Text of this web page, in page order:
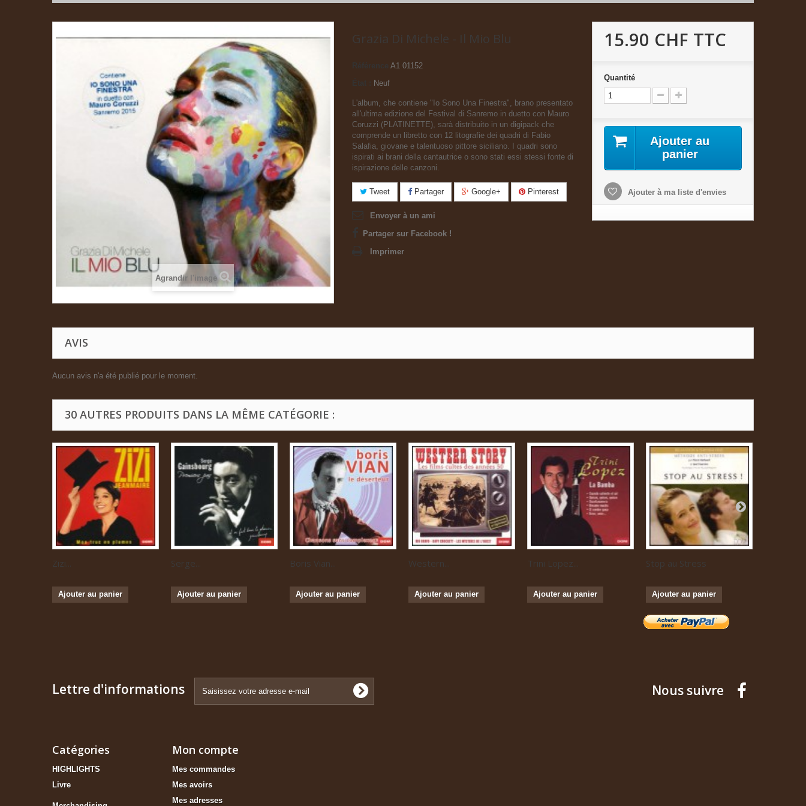
Agrandir l'image
Grazia Di Michele - Il Mio Blu
Référence
A1 01152
Neuf
L'album, che contiene "Io Sono Una Finestra", brano presentato
all'ultima edizione del Festival di Sanremo in duetto con Mauro
Coruzzi (PLATINETTE), sarà distribuito in un digipack che
comprende un libretto con 12 litografie dei quadri di Fabio
Salafia, giovane e talentuoso pittore siciliano. I quadri sono
ispirati ai brani della cantautrice o sono stati essi stessi fonte di
ispirazione delle canzoni.
Tweet Partager Google+ Pinterest
Envoyer à un ami
Partager sur Facebook !
Imprimer
15.90 CHF TTC
Quantité
Ajouter au
panier
Ajouter à ma liste d'envies
AVIS
Aucun avis n'a été publié pour le moment.
30 AUTRES PRODUITS DANS LA MÊME CATÉGORIE :
Zizi...
Ajouter au panier
Serge...
Ajouter au panier
Boris Vian...
Ajouter au panier
Western...
Ajouter au panier
Trini Lopez...
Ajouter au panier
Stop au Stress
Ajouter au panier
Lettre d'informations Nous suivre
Catégories
HIGHLIGHTS
Livre
Mon compte
Mes commandes
Mes avoirs
Mes adresses